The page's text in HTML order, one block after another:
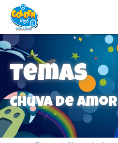
Temas
Chuva de Amor